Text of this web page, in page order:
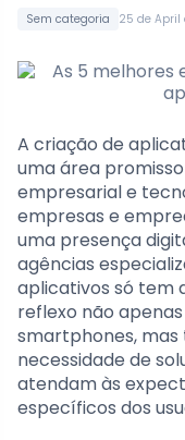
Sem categoria 25 de April
A criação de
uma área
empresarial e
empresas e
uma presença
agências
aplicativos só tem
reflexo não
smartphones,
necessidade de
atendam às
específicos dos